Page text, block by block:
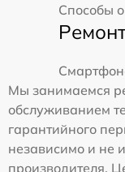
Способы
Мы занимаемся
обслуживанием
гарантийного
независимо и не
производителя.